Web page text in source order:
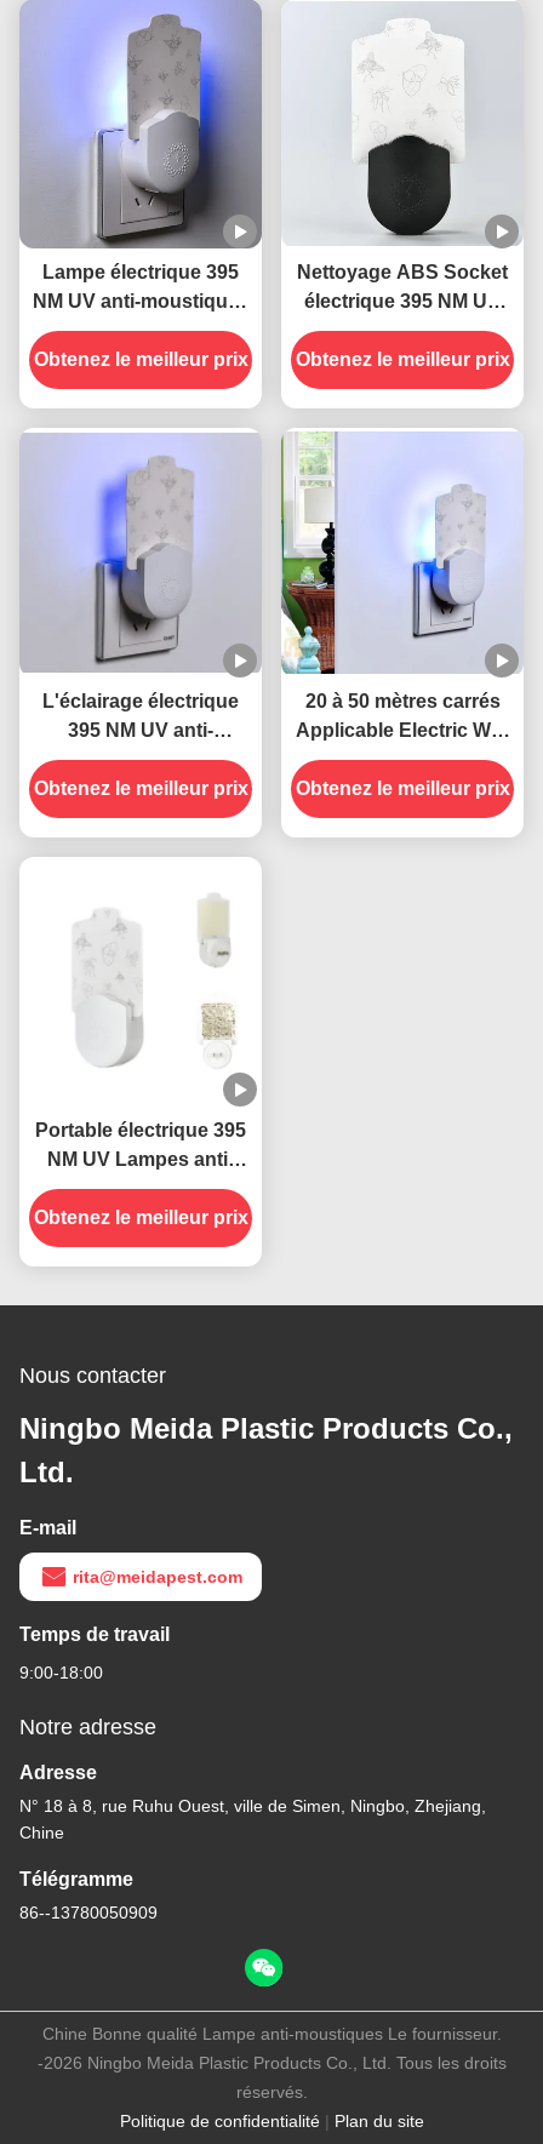
Lampe électrique 395
NM UV anti-moustiques
anti-insectes volants
Obtenez le meilleur prix
Nettoyage ABS Socket
électrique 395 NM UV
Lampes anti-
moustiques piège anti-
insectes volant
Obtenez le meilleur prix
L'éclairage électrique
395 NM UV anti-
moustiques durable et
efficace
Obtenez le meilleur prix
20 à 50 mètres carrés
Applicable Electric Wall
Plug-in Socket UV
Lampes anti-
moustiques État solide
Obtenez le meilleur prix
Portable électrique 395
NM UV Lampes anti-
moustiques Insectes
volants
Obtenez le meilleur prix
Nous contacter
Ningbo Meida Plastic Products Co.,
Ltd.
E-mail
rita@meidapest.com
Temps de travail
9:00-18:00
Notre adresse
Adresse
N° 18 à 8, rue Ruhu Ouest, ville de Simen, Ningbo, Zhejiang,
Chine
Télégramme
86--13780050909
Politique de confidentialité| Plan du site
Chine Bonne qualité Lampe anti-moustiques Le fournisseur.
-2026 Ningbo Meida Plastic Products Co., Ltd. Tous les droits
réservés.